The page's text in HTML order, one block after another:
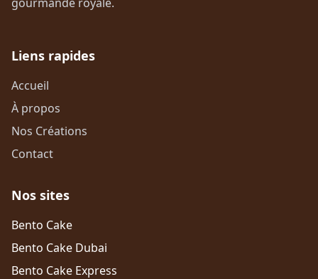
Liens rapides
Accueil
À propos
Nos Créations
Contact
Nos sites
Bento Cake
Bento Cake Dubai
Bento Cake Express